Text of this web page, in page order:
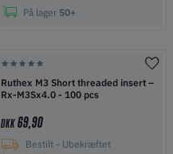
På lager 50+
Ruthex M3 Short threaded insert –
Rx-M3Sx4.0 - 100 pcs
DKK69,90
Bestilt - Ubekræftet